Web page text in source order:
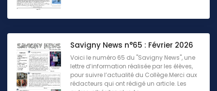
Savigny News n°65 : Février 2026
Voici le numéro 65 du "Savigny News", une
lettre d’information réalisée par les élèves,
pour suivre l’actualité du Collège.Merci aux
rédacteurs qui ont rédigé un article. Les